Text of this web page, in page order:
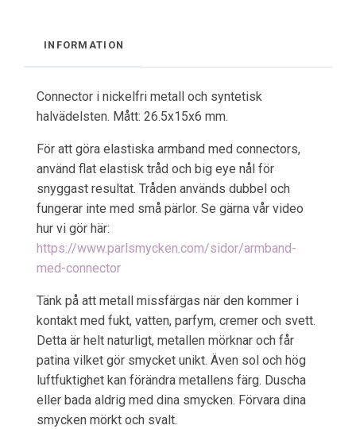
INFORMATION
Connector i nickelfri metall och syntetisk
halvädelsten. Mått: 26.5x15x6 mm.
För att göra elastiska armband med connectors,
använd flat elastisk tråd och big eye nål för
snyggast resultat. Tråden används dubbel och
fungerar inte med små pärlor. Se gärna vår video
hur vi gör här:
https://www.parlsmycken.com/sidor/armband-
med-connector
Tänk på att metall missfärgas när den kommer i
kontakt med fukt, vatten, parfym, cremer och svett.
Detta är helt naturligt, metallen mörknar och får
patina vilket gör smycket unikt. Även sol och hög
luftfuktighet kan förändra metallens färg. Duscha
eller bada aldrig med dina smycken. Förvara dina
smycken mörkt och svalt.